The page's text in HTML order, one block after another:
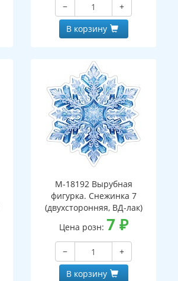
−
+
В корзину
М-18192 Вырубная
фигурка. Снежинка 7
(двухсторонняя, ВД-лак)
Цена розн: 7 ₽
−
+
В корзину